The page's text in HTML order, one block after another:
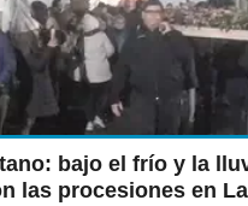
bajo el frío y la
las procesiones en